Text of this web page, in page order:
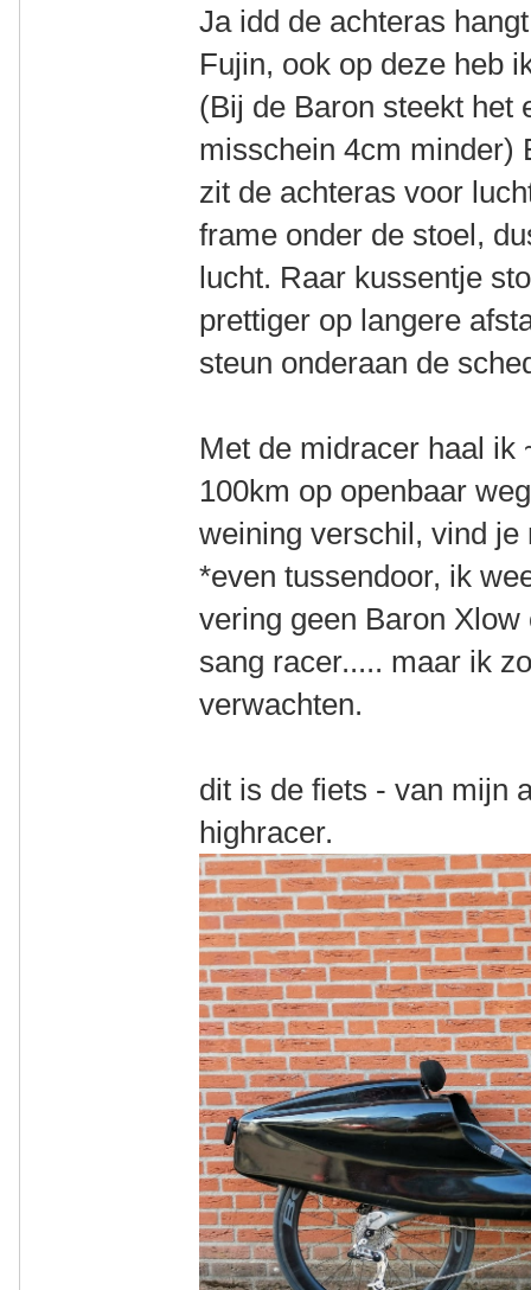
Ja idd de achteras
Fujin, ook op deze heb
(Bij de Baron steekt het
misschein 4cm minder)
zit de achteras voor
frame onder de stoel,
lucht. Raar kussentje
prettiger op langere
steun onderaan de
Met de midracer haal ik
100km op openbaar
weining verschil, vind je
*even tussendoor, ik
vering geen Baron
sang racer..... maar ik
verwachten.
dit is de fiets - van mijn
highracer.